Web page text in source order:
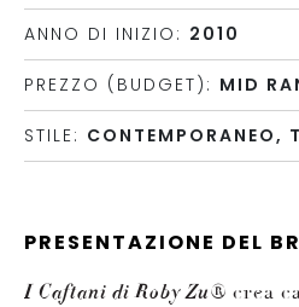
ANNO DI INIZIO: 2010
PREZZO (BUDGET): MID
STILE: CONTEMPORANEO,
PRESENTAZIONE DEL
I Caftani di Roby Zu® crea